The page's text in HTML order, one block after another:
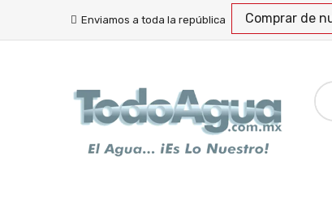
Enviamos a toda la república Comprar de